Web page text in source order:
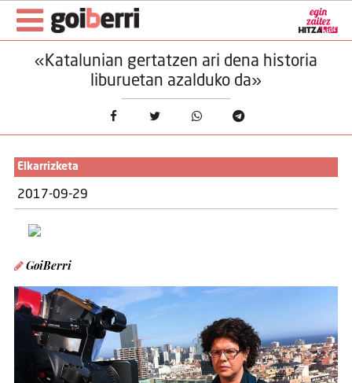
«Katalunian gertatzen ari dena historia
liburuetan azalduko da»
Elkarrizketa
2017-09-29
GoiBerri